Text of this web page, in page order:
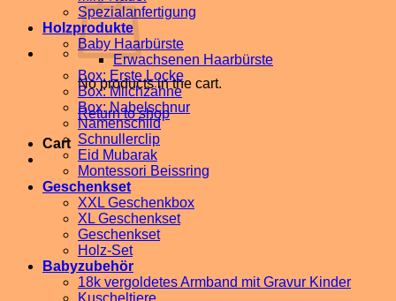
No products in the cart.
Return to shop
Cart
Spezialanfertigung
Holzprodukte
Baby Haarbürste
Erwachsenen Haarbürste
Box: Erste Locke
Box: Milchzähne
Box: Nabelschnur
Namenschild
Schnullerclip
Eid Mubarak
Montessori Beissring
Geschenkset
XXL Geschenkbox
XL Geschenkset
Geschenkset
Holz-Set
Babyzubehör
18k vergoldetes Armband mit Gravur Kinder
Kuscheltiere